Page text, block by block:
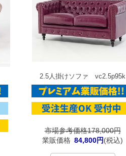
2.5人掛けソファ vc2.5p95k
市場参考価格178,000円
業販価格 84,800円(税込)